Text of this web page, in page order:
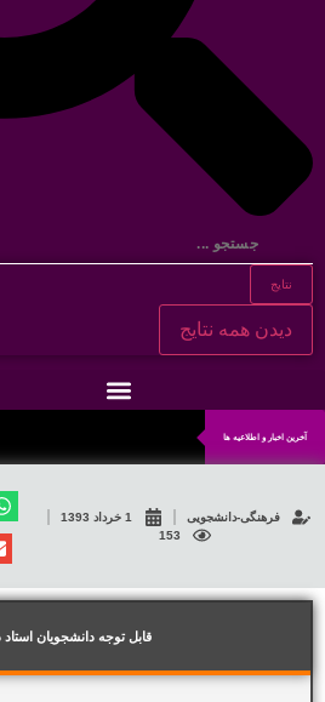
نتایج
دیدن همه نتایج
آخرین اخبار و اطلاعیه ها
فرهنگی-دانشجویی
1 خرداد 1393
153
قابل توجه دانشجویان استاد